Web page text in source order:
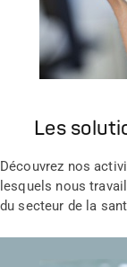
Les
Découvrez nos
lesquels nous
du secteur de la